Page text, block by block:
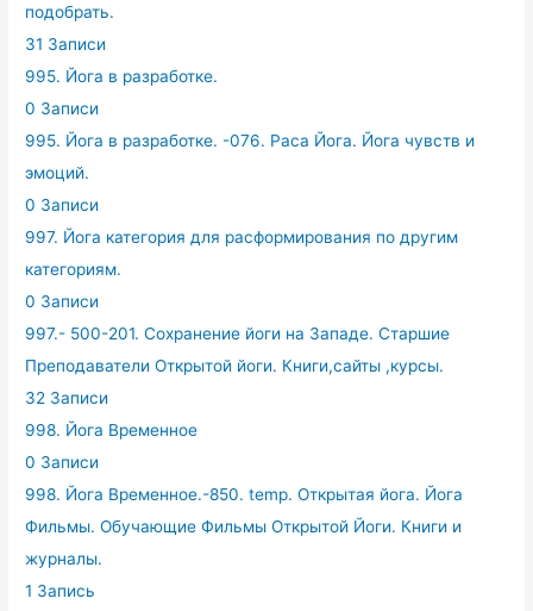
подобрать.
31 Записи
995. Йога в разработке.
0 Записи
995. Йога в разработке. -076. Раса Йога. Йога чувств и
эмоций.
0 Записи
997. Йога категория для расформирования по другим
категориям.
0 Записи
997.- 500-201. Сохранение йоги на Западе. Старшие
Преподаватели Открытой йоги. Книги,сайты ,курсы.
32 Записи
998. Йога Временное
0 Записи
998. Йога Временное.-850. temp. Открытая йога. Йога
Фильмы. Обучающие Фильмы Открытой Йоги. Книги и
журналы.
1 Запись